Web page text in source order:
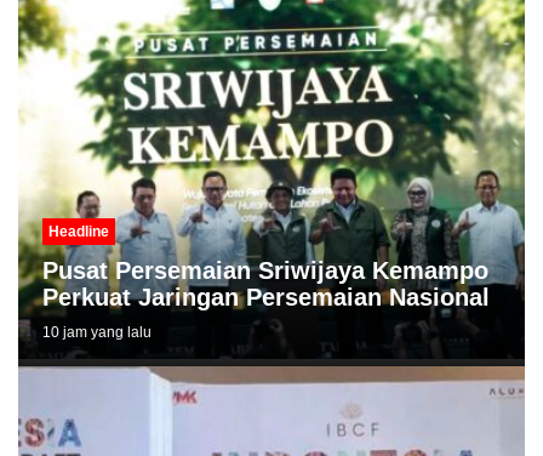
Headline
Pusat Persemaian Sriwijaya Kemampo
Perkuat Jaringan Persemaian Nasional
10 jam yang lalu